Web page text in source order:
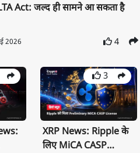
Act: जल्द ही सामने आ सकता है
2026 4
3
XRP News: Ripple के
लिए MiCA CASP